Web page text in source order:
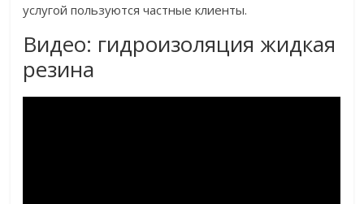
услугой пользуются частные клиенты.
Видео: гидроизоляция жидкая
резина